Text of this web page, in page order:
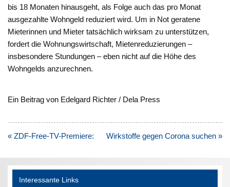
bis 18 Monaten hinausgeht, als Folge auch das pro Monat
ausgezahlte Wohngeld reduziert wird. Um in Not geratene
Mieterinnen und Mieter tatsächlich wirksam zu unterstützen,
fordert die Wohnungswirtschaft, Mietenreduzierungen –
insbesondere Stundungen – eben nicht auf die Höhe des
Wohngelds anzurechnen.
Ein Beitrag von Edelgard Richter / Dela Press
Beitragsnavigation
« ZDF-Free-TV-Premiere: Wirkstoffe gegen Corona suchen »
Interessante Links